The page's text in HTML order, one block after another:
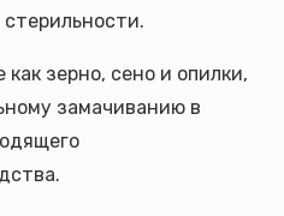
зерно, сено и опилки,
замачиванию в